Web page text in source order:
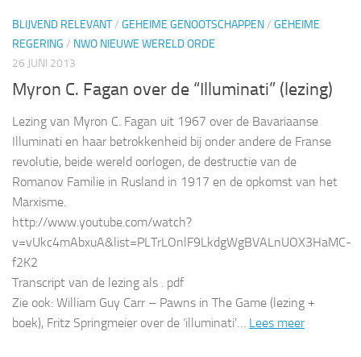
BLIJVEND RELEVANT/ GEHEIME GENOOTSCHAPPEN/ GEHEIME
REGERING / NWO NIEUWE WERELD ORDE
26 JUNI 2013
Myron C. Fagan over de “Illuminati” (lezing)
Lezing van Myron C. Fagan uit 1967 over de Bavariaanse
Illuminati en haar betrokkenheid bij onder andere de Franse
revolutie, beide wereld oorlogen, de destructie van de
Romanov Familie in Rusland in 1917 en de opkomst van het
Marxisme.
http://www.youtube.com/watch?
v=vUkc4mAbxuA&list=PLTrLOnlF9LkdgWgBVALnUOX3HaMC-
f2K2
Transcript van de lezing als . pdf
Zie ook: William Guy Carr – Pawns in The Game (lezing +
boek), Fritz Springmeier over de ‘illuminati’… Lees meer